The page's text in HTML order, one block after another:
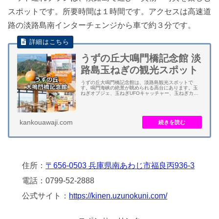
スポットです。所要時間は１時間です。アクセスは高速道
路の淡路島南インターチェンジから車で約３分です。
うずの丘大鳴門橋記念館 淡
路島玉ねぎの観光スポット
うずの丘大鳴門橋記念館は、淡路島観光スポットで
す。鳴門海峡の絶景が眺められる高台にあります。玉
ねぎオブジェ、玉ねぎUFOキャッチャー、玉ねぎカツ
kankouawaji.com
住所： 〒656-0503 兵庫県南あわじ市福良丙936-3
電話：0799-52-2888
公式サイト： https://kinen.uzunokuni.com/